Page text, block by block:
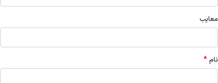
معایب
نام*